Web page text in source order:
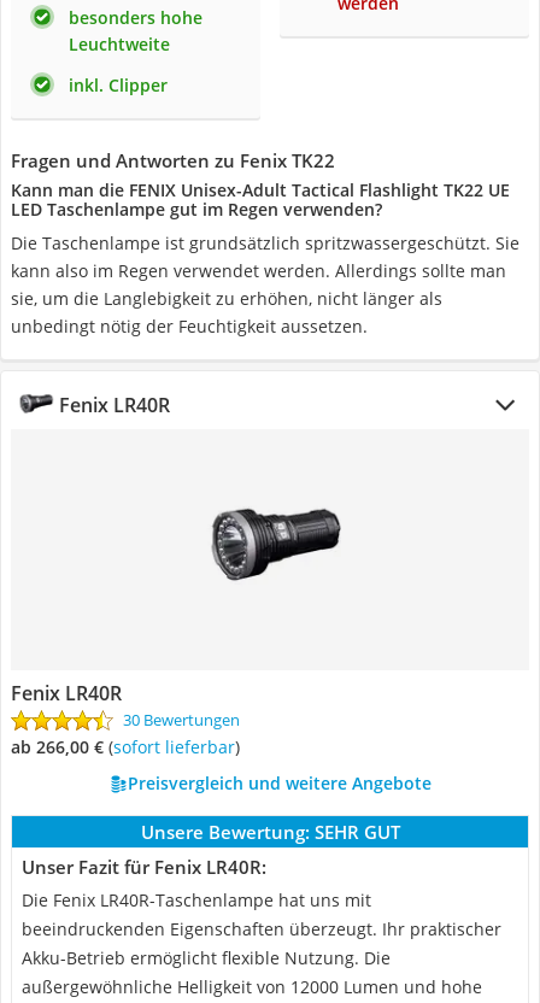
besonders hohe
Leuchtweite
inkl. Clipper
Fragen und Antworten zu Fenix TK22
Kann man die FENIX Unisex-Adult Tactical Flashlight TK22 UE
LED Taschenlampe gut im Regen verwenden?
Die Taschenlampe ist grundsätzlich spritzwassergeschützt. Sie
kann also im Regen verwendet werden. Allerdings sollte man
sie, um die Langlebigkeit zu erhöhen, nicht länger als
unbedingt nötig der Feuchtigkeit aussetzen.
Fenix LR40R
Fenix LR40R
30 Bewertungen
ab 266,00 € ( Sofort lieferbar)
Preisvergleich und weitere Angebote
Unsere Bewertung: SEHR GUT
Unser Fazit für Fenix LR40R:
Die Fenix LR40R-Taschenlampe hat uns mit
beeindruckenden Eigenschaften überzeugt. Ihr praktischer
Akku-Betrieb ermöglicht flexible Nutzung. Die
außergewöhnliche Helligkeit von 12000 Lumen und hohe